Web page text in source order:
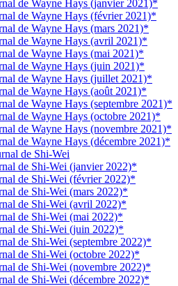
de Wayne Hays (janvier 2021)*
de Wayne Hays (février 2021)*
de Wayne Hays (mars 2021)*
de Wayne Hays (avril 2021)*
de Wayne Hays (mai 2021)*
de Wayne Hays (juin 2021)*
de Wayne Hays (juillet 2021)*
de Wayne Hays (août 2021)*
de Wayne Hays (septembre 2021)*
de Wayne Hays (octobre 2021)*
de Wayne Hays (novembre 2021)*
de Wayne Hays (décembre 2021)*
de Shi-Wei
de Shi-Wei (janvier 2022)*
de Shi-Wei (février 2022)*
de Shi-Wei (mars 2022)*
de Shi-Wei (avril 2022)*
de Shi-Wei (mai 2022)*
de Shi-Wei (juin 2022)*
de Shi-Wei (septembre 2022)*
de Shi-Wei (octobre 2022)*
de Shi-Wei (novembre 2022)*
de Shi-Wei (décembre 2022)*